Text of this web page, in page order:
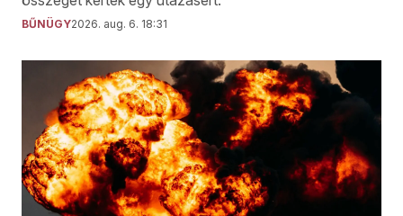
BŰNÜGY2026. aug. 6. 18:31